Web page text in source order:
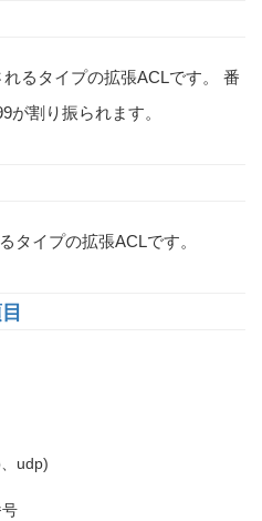
るタイプの拡張ACLです。 番
が割り振られます。
タイプの拡張ACLです。
udp)